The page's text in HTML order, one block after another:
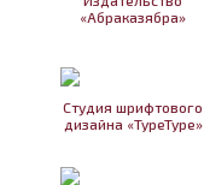
«Абраказябра»
Студия шрифтового
дизайна «TypeType»